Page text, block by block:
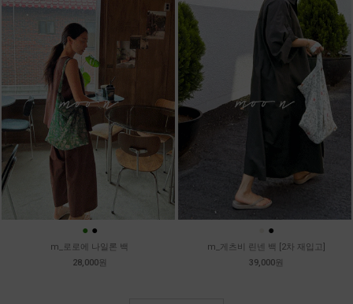
● ●
m_로로에 나일론 백
28,000원
●
m_게츠비 린넨 백 [2차 재입고]
39,000원